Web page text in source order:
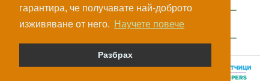
гарантира, че получавате най-доброто
изживяване от него. Научете повече
Разбрах
© Всички права са запазени, 2026.